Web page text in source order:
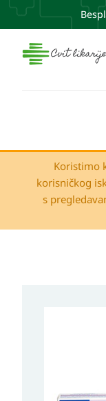
Koristimo
korisničkog
s
vitaminska